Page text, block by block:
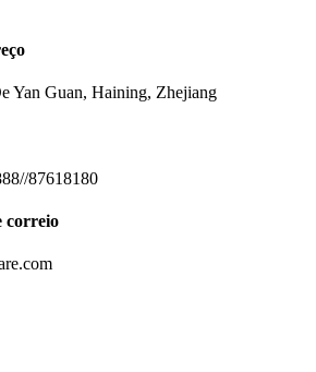
Yan Guan, Haining, Zhejiang
/87618180
correio